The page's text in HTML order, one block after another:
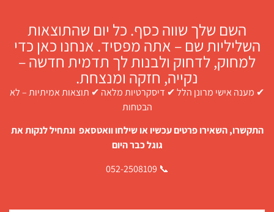
השם שלך שווה כסף. כל יום שהתוצאות
השליליות שם – אתה מפסיד. אנחנו כאן כדי
למחוק, לדחוק ולבנות לך תדמית חדשה –
נקייה, חזקה ומנצחת.
✔ מענה אישי מרונן הלל ✔ דיסקרטיות מלאה ✔ תוצאות אמיתיות – לא
הבטחות
התקשרו, השאירו פרטים עכשיו או שילחו וואטסאפ ונתחיל לנקות את
גוגל כבר היום
📞 052-2508109